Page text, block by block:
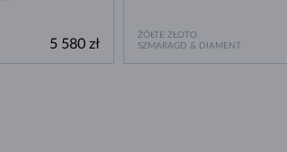
5 580 zł
ŻÓŁTE ZŁOTO
SZMARAGD & DIAMENT